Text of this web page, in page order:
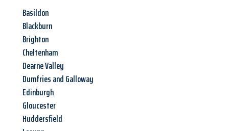
Basildon
Blackburn
Brighton
Cheltenham
Dearne Valley
Dumfries and Galloway
Edinburgh
Gloucester
Huddersfield